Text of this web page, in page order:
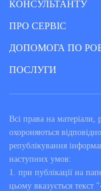
КОНСУЛЬТАНТУ
ПРО СЕРВІС
ДОПОМОГА ПО
ПОСЛУГИ
Всі права на
охороняються
републікування
наступних умов:
1. при публікації на
цьому вказується